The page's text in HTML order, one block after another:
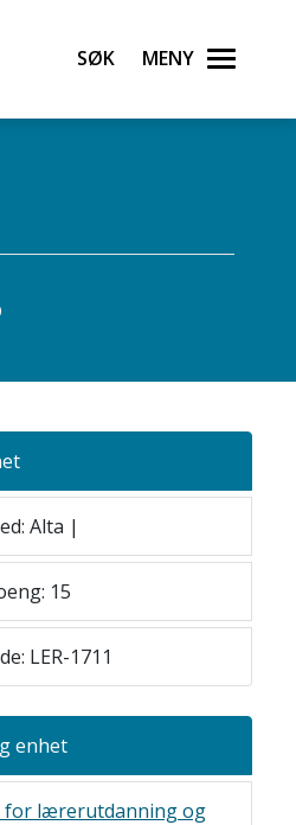
Søk Meny
Alta |
15
LER-1711
enhet
lærerutdanning og